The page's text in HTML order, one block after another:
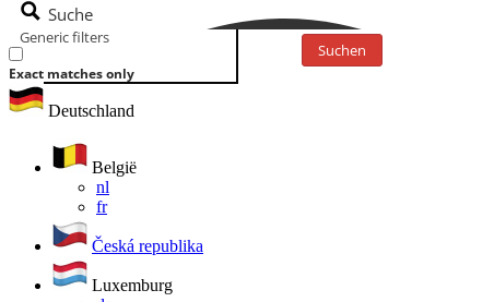
Suche
Generic filters
Exact matches only
Suchen
Deutschland
België
nl
fr
Česká republika
Luxemburg